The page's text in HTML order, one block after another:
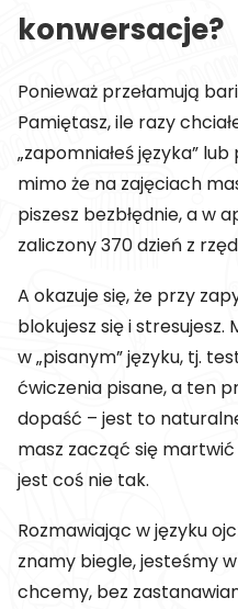
konwersacje?
Ponieważ przełamują
Pamiętasz, ile razy
„zapomniałeś języka”
mimo że na zajęciach
piszesz bezbłędnie, a w
zaliczony 370 dzień z
A okazuje się, że przy
blokujesz się i stresujesz.
w „pisanym” języku, tj.
ćwiczenia pisane, a ten
dopaść – jest to
masz zacząć się
jest coś nie tak.
Rozmawiając w języku
znamy biegle, jesteśmy
chcemy, bez